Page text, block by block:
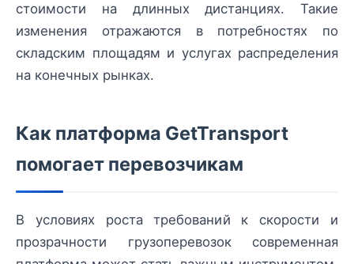
стоимости на длинных дистанциях. Такие
изменения отражаются в потребностях по
складским площадям и услугах распределения
на конечных рынках.
Как платформа GetTransport
помогает перевозчикам
В условиях роста требований к скорости и
прозрачности грузоперевозок современная